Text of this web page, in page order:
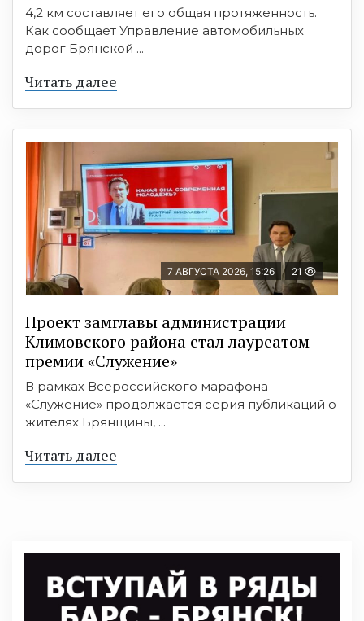
4,2 км составляет его общая протяженность.
Как сообщает Управление автомобильных
дорог Брянской ...
Читать далее
7 АВГУСТА 2026, 15:26 21
Проект замглавы администрации
Климовского района стал лауреатом
премии «Служение»
В рамках Всероссийского марафона
«Служение» продолжается серия публикаций о
жителях Брянщины, ...
Читать далее